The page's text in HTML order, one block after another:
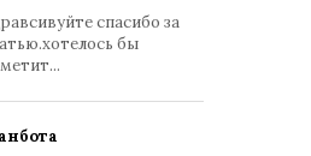
спасибо за
бы